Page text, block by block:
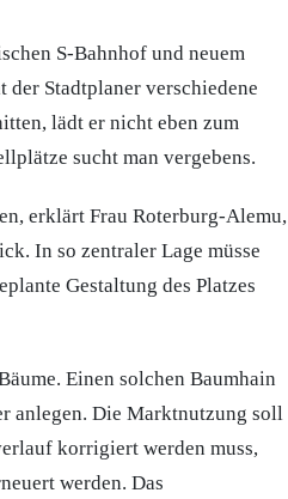
S-Bahnhof und neuem
der Stadtplaner verschiedene
lädt er nicht eben zum
sucht man vergebens.
erklärt Frau Roterburg-Alemu,
In so zentraler Lage müsse
Gestaltung des Platzes
Einen solchen Baumhain
anlegen. Die Marktnutzung soll
korrigiert werden muss,
werden. Das